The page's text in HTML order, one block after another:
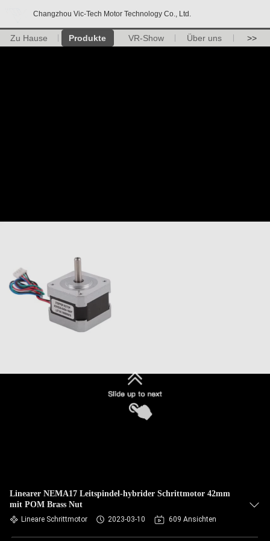
Changzhou Vic-Tech Motor Technology Co., Ltd.
Zu Hause Produkte VR-Show Über uns >>
Linearer NEMA17 Leitspindel-hybrider Schrittmotor 42mm
mit POM Brass Nut
Lineare Schrittmotor 2023-03-10 609 Ansichten